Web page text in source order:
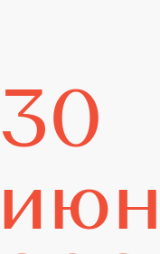
30